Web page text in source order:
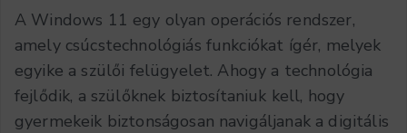
A Windows 11 egy olyan operációs rendszer,
amely csúcstechnológiás funkciókat ígér, melyek
egyike a szülői felügyelet. Ahogy a technológia
fejlődik, a szülőknek biztosítaniuk kell, hogy
gyermekeik biztonságosan navigáljanak a digitális